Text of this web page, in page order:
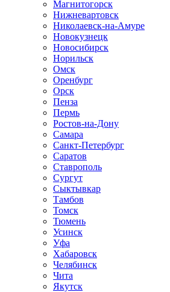
Магнитогорск
Нижневартовск
Николаевск-на-Амуре
Новокузнецк
Новосибирск
Норильск
Омск
Оренбург
Орск
Пенза
Пермь
Ростов-на-Дону
Самара
Санкт-Петербург
Саратов
Ставрополь
Сургут
Сыктывкар
Тамбов
Томск
Тюмень
Усинск
Уфа
Хабаровск
Челябинск
Чита
Якутск